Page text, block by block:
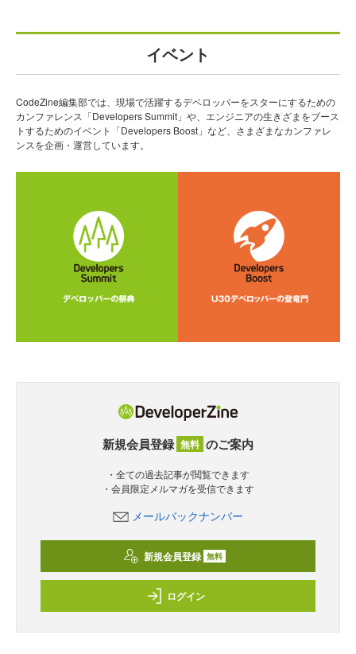
イベント
CodeZine編集部では、現場で活躍するデベロッパーをスターにするための
カンファレンス「Developers Summit」や、エンジニアの生きざまをブース
トするためのイベント「Developers Boost」など、さまざまなカンファレ
ンスを企画・運営しています。
新規会員登録 無料 のご案内
・全ての過去記事が閲覧できます
・会員限定メルマガを受信できます
メールバックナンバー
新規会員登録 無料
ログイン